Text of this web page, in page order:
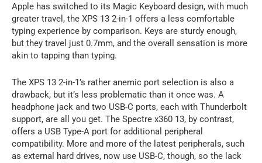
Apple has switched to its Magic Keyboard design, with much
greater travel, the XPS 13 2-in-1 offers a less comfortable
typing experience by comparison. Keys are sturdy enough,
but they travel just 0.7mm, and the overall sensation is more
akin to tapping than typing.
The XPS 13 2-in-1’s rather anemic port selection is also a
drawback, but it’s less problematic than it once was. A
headphone jack and two USB-C ports, each with Thunderbolt
support, are all you get. The Spectre x360 13, by contrast,
offers a USB Type-A port for additional peripheral
compatibility. More and more of the latest peripherals, such
as external hard drives, now use USB-C, though, so the lack